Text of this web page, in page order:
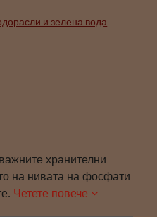
и зелена вода
хранителни
на нивата на фосфати
Четете повече